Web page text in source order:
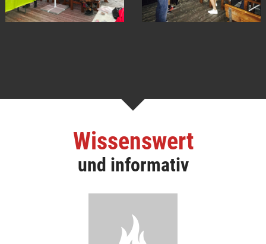
Wissenswert
und informativ